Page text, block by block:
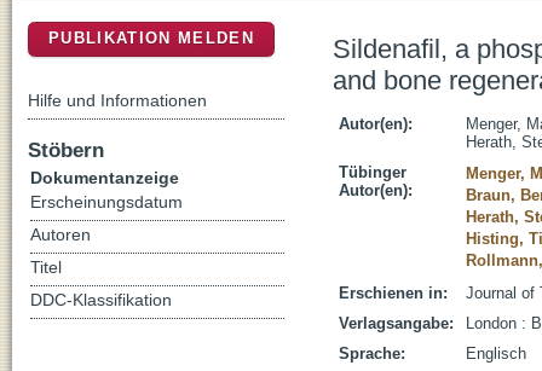
Sildenafil, a
and bone
Autor(en):
Menger,
Herath,
Tübinger
Autor(en):
Menger,
Braun,
Herath,
Histing,
Erschienen in:
Journal of
Verlagsangabe:
London :
Sprache:
Englisch
PUBLIKATION MELDEN
Hilfe und Informationen
Stöbern
Dokumentanzeige
Erscheinungsdatum
Autoren
Titel
DDC-Klassifikation